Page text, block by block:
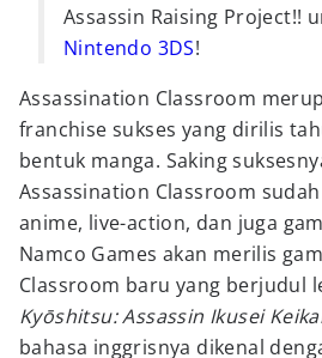
Assassin Raising Project!!
Nintendo 3DS!
Assassination Classroom
franchise sukses yang dirilis
bentuk manga. Saking
Assassination Classroom
anime, live-action, dan juga
Namco Games akan merilis
Classroom baru yang berjudul
Kyōshitsu: Assassin Ikusei
bahasa inggrisnya dikenal